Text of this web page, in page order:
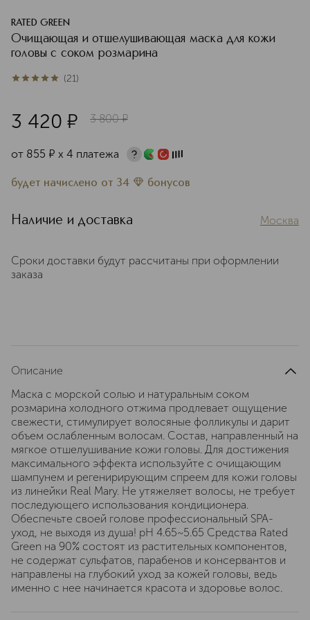
RATED GREEN
Очищающая и отшелушивающая маска для кожи
головы с соком розмарина
5из 521 (21)
3 420 ¤ 3 800 ¤
от 855 ¤ х 4 платежа
будет начислено от 34 бонусов
Наличие и доставка Москва
Сроки доставки будут рассчитаны при оформлении
заказа
Описание
Маска с морской солью и натуральным соком
розмарина холодного отжима продлевает ощущение
свежести, стимулирует волосяные фолликулы и дарит
объем ослабленным волосам. Состав, направленный на
мягкое отшелушивание кожи головы. Для достижения
максимального эффекта используйте с очищающим
шампунем и регенирирующим спреем для кожи головы
из линейки Real Mary. Не утяжеляет волосы, не требует
последующего использования кондиционера.
Обеспечьте своей голове профессиональный SPA-
уход, не выходя из душа! pH 4.65~5.65 Средства Rated
Green на 90% состоят из растительных компонентов,
не содержат сульфатов, парабенов и консервантов и
направлены на глубокий уход за кожей головы, ведь
именно с нее начинается красота и здоровье волос.